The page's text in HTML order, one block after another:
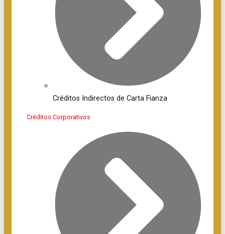
Créditos Indirectos de Carta Fianza
Créditos Corporativos